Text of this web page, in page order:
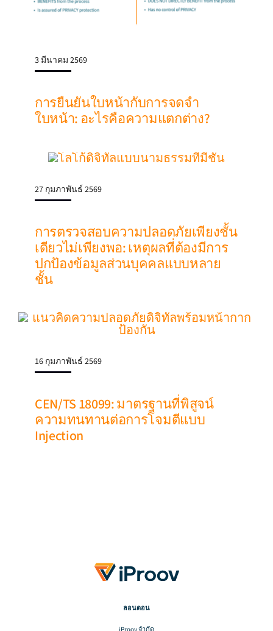
3 มีนาคม 2569
การยืนยันใบหน้ากับการจดจํา
ใบหน้า: อะไรคือความแตกต่าง?
27 กุมภาพันธ์ 2569
การตรวจสอบความปลอดภัยเพียงชั้น
เดียวไม่เพียงพอ: เหตุผลที่ต้องมีการ
ปกป้องข้อมูลส่วนบุคคลแบบหลาย
ชั้น
16 กุมภาพันธ์ 2569
CEN/TS 18099: มาตรฐานที่พิสูจน์
ความทนทานต่อการโจมตีแบบ
Injection
ลอนดอน